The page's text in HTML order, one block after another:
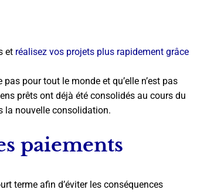
et réalisez vos projets plus rapidement grâce
pour tout le monde et qu’elle n’est pas
prêts ont déjà été consolidés au cours du
la nouvelle consolidation.
paiements
terme afin d’éviter les conséquences